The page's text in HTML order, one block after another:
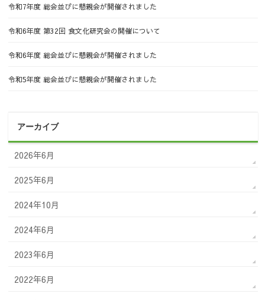
令和7年度 総会並びに懇親会が開催されました
令和6年度 第32回 食文化研究会の開催について
令和6年度 総会並びに懇親会が開催されました
令和5年度 総会並びに懇親会が開催されました
アーカイブ
2026年6月
2025年6月
2024年10月
2024年6月
2023年6月
2022年6月